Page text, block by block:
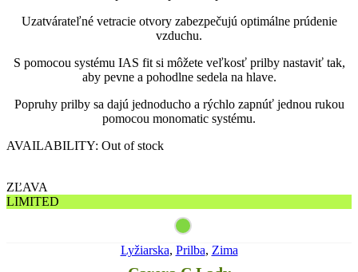
Uzatvárateľné vetracie otvory zabezpečujú optimálne prúdenie
vzduchu.
S pomocou systému IAS fit si môžete veľkosť prilby nastaviť tak,
aby pevne a pohodlne sedela na hlave.
Popruhy prilby sa dajú jednoducho a rýchlo zapnúť jednou rukou
pomocou monomatic systému.
AVAILABILITY: Out of stock
ZĽAVA
LIMITED
Lyžiarska, Prilba, Zima